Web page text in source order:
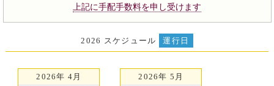
上記に手配手数料を申し受けます
2026 スケジュール 運行日
2026年 4月
2026年 5月